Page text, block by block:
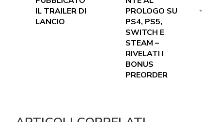
IL TRAILER DI
LANCIO
PROLOGO SU
PS4, PS5,
SWITCH E
STEAM –
RIVELATI I
BONUS
PREORDER